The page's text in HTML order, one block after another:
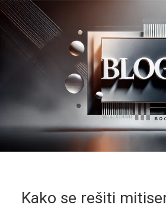
Kako se rešiti